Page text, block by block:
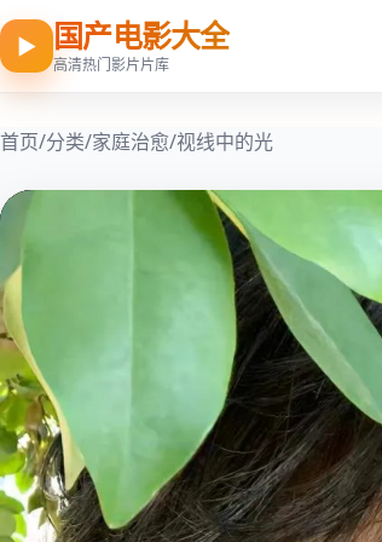
▶ 国产电影大全
高清热门影片片库
首页/分类/家庭治愈/视线中的光